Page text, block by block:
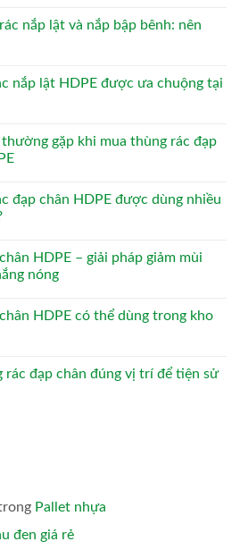
nắp lật và nắp bập bênh: nên
nắp lật HDPE được ưa chuộng tại
gặp khi mua thùng rác đạp
đạp chân HDPE được dùng nhiều
HDPE – giải pháp giảm mùi
nóng
HDPE có thể dùng trong kho
rác đạp chân đúng vị trí để tiện sử
Pallet nhựa
đen giá rẻ